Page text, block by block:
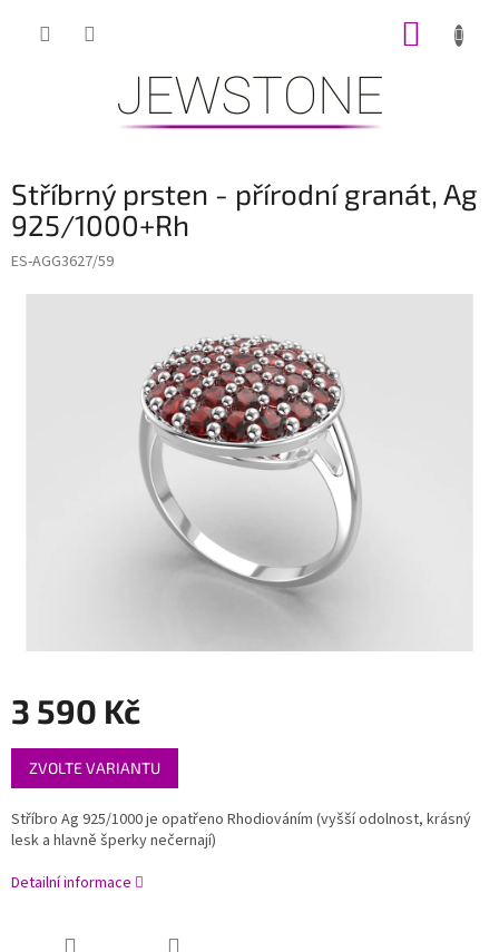
Stříbrný prsten - přírodní granát, Ag
925/1000+Rh
ES-AGG3627/59
3 590 Kč
Měrná
cena:
ZVOLTE VARIANTU
Stříbro Ag 925/1000 je opatřeno Rhodiováním (vyšší odolnost, krásný
lesk a hlavně šperky nečernají)
Detailní informace